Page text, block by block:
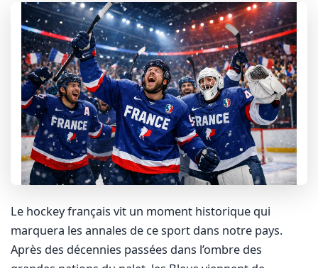
Le hockey français vit un moment historique qui
marquera les annales de ce sport dans notre pays.
Après des décennies passées dans l’ombre des